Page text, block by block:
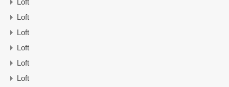
Loft
Loft
Loft
Loft
Loft
Loft